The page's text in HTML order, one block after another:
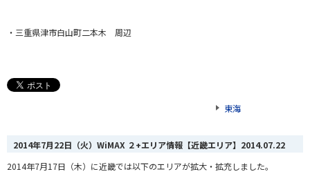
・三重県津市白山町二本木 周辺
東海
2014年7月22日（火）WiMAX ２+エリア情報【近畿エリア】 2014.07.22
2014年7月17日（木）に近畿では以下のエリアが拡大・拡充しました。